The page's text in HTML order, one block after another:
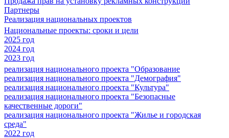
Партнеры
Реализация национальных проектов
Национальные проекты: сроки и цели
2025 год
2024 год
2023 год
реализация национального проекта "Образование
реализация национального проекта "Демография"
реализация национального проекта "Культура"
реализация национального проекта "Безопасные
качественные дороги"
реализация национального проекта "Жилье и городская
среда"
2022 год